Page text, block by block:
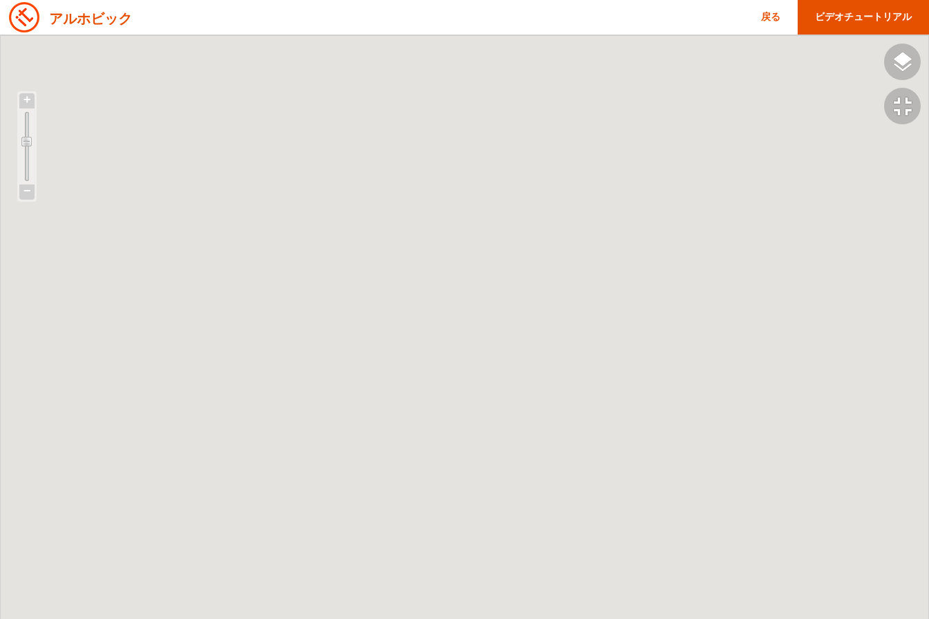
アルホビック ビデオチュートリアル
戻る
+
−
fullscreen_exit